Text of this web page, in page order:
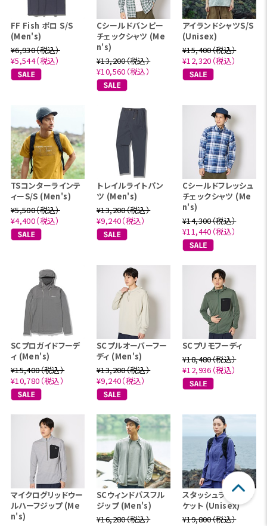
FF Fish ポロ S/S
(Men's)
¥6,930（税込）
¥5,544（税込）
Cシールドバンピー
チェックシャツ (Me
n's)
¥13,200（税込）
¥10,560（税込）
アイランドシャツS/S
(Unisex)
¥15,400（税込）
¥12,320（税込）
TSコンターラインテ
ィーS/S (Men's)
¥5,500（税込）
¥4,400（税込）
トレイルライトパン
ツ (Men's)
¥13,200（税込）
¥9,240（税込）
Cシールドフレッシュ
チェックシャツ (Me
n's)
¥14,300（税込）
¥11,440（税込）
SCプロガイドフーデ
ィ (Men's)
¥15,400（税込）
¥10,780（税込）
SCプルオーバーフー
ディ (Men's)
¥13,200（税込）
¥9,240（税込）
SCプリモフーディ
¥18,480（税込）
¥12,936（税込）
マイクログリッドウー
ルハーフジップ (Me
n's)
SCウィンドパスフル
ジップ (Men's)
¥16,280（税込）
スタッシュライトジャ
ケット (Unisex)
¥19,800（税込）